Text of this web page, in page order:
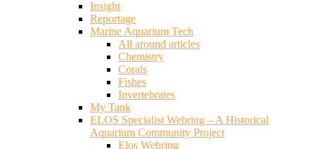
Insight
Reportage
Marine Aquarium Tech
All around articles
Chemistry
Corals
Fishes
Invertebrates
My Tank
ELOS Specialist Webring – A Historical
Aquarium Community Project
Elos Webring